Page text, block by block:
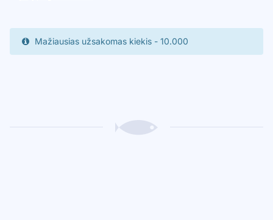
Mažiausias užsakomas kiekis - 10.000